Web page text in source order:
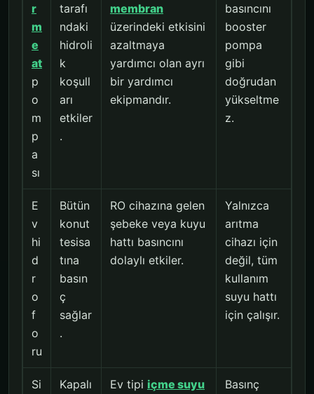
r
m
e
at
p
o
m
p
a
sı
tarafı
ndaki
hidroli
k
koşull
arı
etkiler
.
membran
üzerindeki etkisini
azaltmaya
yardımcı olan ayrı
bir yardımcı
ekipmandır.
basıncını
booster
pompa
gibi
doğrudan
yükseltme
z.
E
v
hi
d
r
o
f
o
ru
Bütün
konut
tesisa
tına
basın
ç
sağlar
.
RO cihazına gelen
şebeke veya kuyu
hattı basıncını
dolaylı etkiler.
Yalnızca
arıtma
cihazı için
değil, tüm
kullanım
suyu hattı
için çalışır.
Si
Kapalı
Ev tipi içme suyu
Basınç